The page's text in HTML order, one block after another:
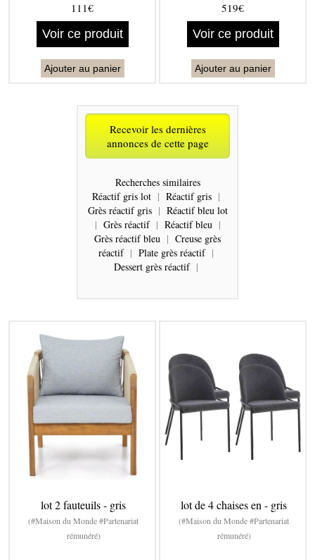
111€
Voir ce produit
Ajouter au panier
519€
Voir ce produit
Ajouter au panier
Recevoir les dernières
annonces de cette page
Recherches similaires
Réactif gris lot | Réactif gris |
Grès réactif gris | Réactif bleu lot
| Grès réactif | Réactif bleu |
Grès réactif bleu | Creuse grès
réactif | Plate grès réactif |
Dessert grès réactif |
lot 2 fauteuils - gris
(#Maison du Monde #Partenariat
rémunéré)
lot de 4 chaises en - gris
(#Maison du Monde #Partenariat
rémunéré)